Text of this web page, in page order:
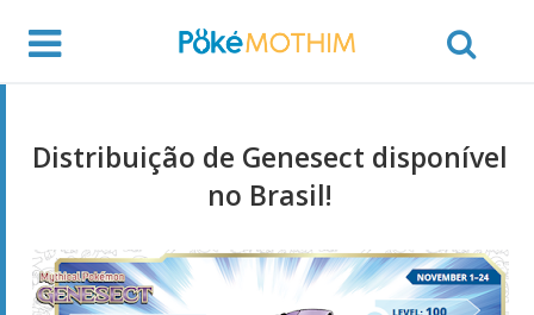
Distribuição de Genesect disponível
no Brasil!